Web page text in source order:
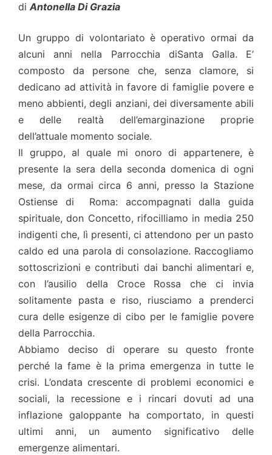
diAntonella Di Grazia
Un gruppo di volontariato è operativo ormai da
alcuni anni nella Parrocchia diSanta Galla. E’
composto da persone che, senza clamore, si
dedicano ad attività in favore di famiglie povere e
meno abbienti, degli anziani, dei diversamente abili
e delle realtà dell’emarginazione proprie
dell’attuale momento sociale.
Il gruppo, al quale mi onoro di appartenere, è
presente la sera della seconda domenica di ogni
mese, da ormai circa 6 anni, presso la Stazione
Ostiense di Roma: accompagnati dalla guida
spirituale, don Concetto, rifocilliamo in media 250
indigenti che, lì presenti, ci attendono per un pasto
caldo ed una parola di consolazione. Raccogliamo
sottoscrizioni e contributi dai banchi alimentari e,
con l’ausilio della Croce Rossa che ci invia
solitamente pasta e riso, riusciamo a prenderci
cura delle esigenze di cibo per le famiglie povere
della Parrocchia.
Abbiamo deciso di operare su questo fronte
perché la fame è la prima emergenza in tutte le
crisi. L’ondata crescente di problemi economici e
sociali, la recessione e i rincari dovuti ad una
inflazione galoppante ha comportato, in questi
ultimi anni, un aumento significativo delle
emergenze alimentari.